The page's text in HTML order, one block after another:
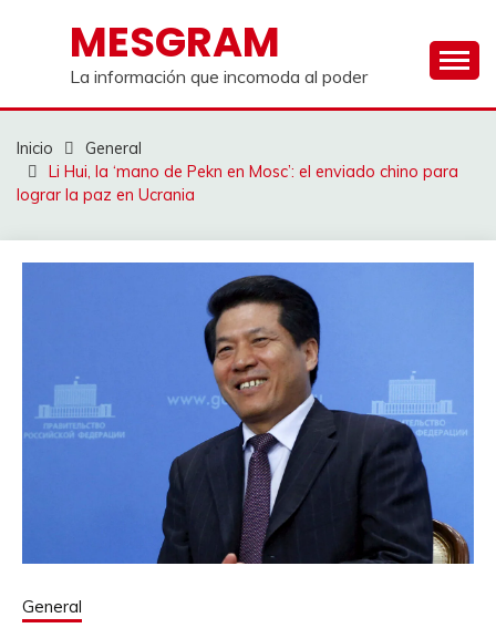
contenidoMESGRAM
La información que incomoda al poder
Inicio
General
Li Hui, la ‘mano de Pekn en Mosc’: el enviado chino para
lograr la paz en Ucrania
General